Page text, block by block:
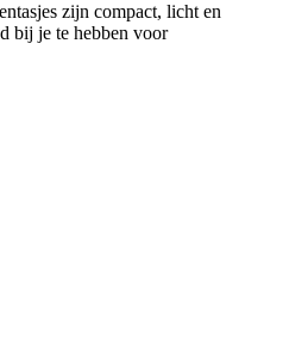
zijn compact, licht en
bij je te hebben voor